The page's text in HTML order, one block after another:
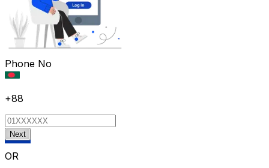
Phone No
+88
Next
OR